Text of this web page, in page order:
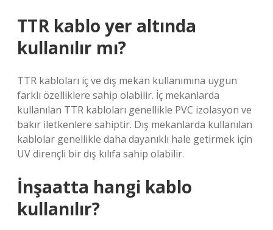
TTR kablo yer altında
kullanılır mı?
TTR kabloları iç ve dış mekan kullanımına uygun
farklı özelliklere sahip olabilir. İç mekanlarda
kullanılan TTR kabloları genellikle PVC izolasyon ve
bakır iletkenlere sahiptir. Dış mekanlarda kullanılan
kablolar genellikle daha dayanıklı hale getirmek için
UV dirençli bir dış kılıfa sahip olabilir.
İnşaatta hangi kablo
kullanılır?